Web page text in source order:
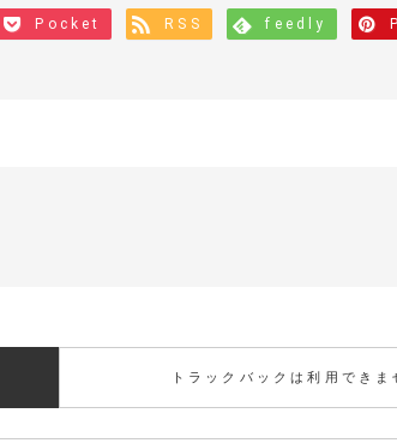
Pocket RSS feedly
トラックバックは利用できま